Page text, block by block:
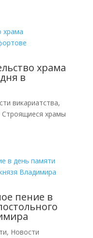
храма
в
викариатства,
Строящиеся храмы
пение в
, Новости